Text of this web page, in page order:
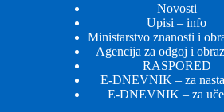
Novosti
Upisi – info
Ministarstvo znanosti i
Agencija za odgoj i
RASPORED
E-DNEVNIK – za
E-DNEVNIK – za